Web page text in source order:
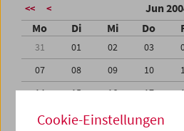
<< < Jun
Mo Di Mi Do
31 01 02 03
07
08 09 10
14
15 16 17
21
22 23 24
Cookie-Einstellungen